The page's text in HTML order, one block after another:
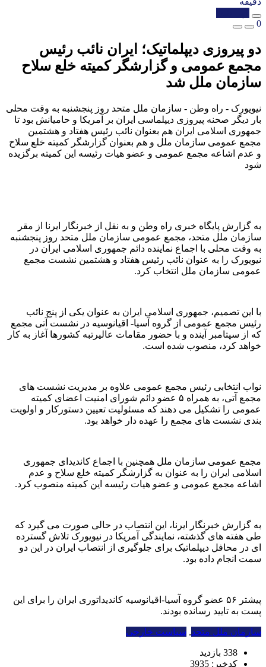
0
دو پیروزی دیپلماتیک؛ ایران نائب رئیس
مجمع عمومی و گزارشگر کمیته خلع سلاح
سازمان ملل شد
نیویورک - راه وطن - سازمان ملل متحد روز پنجشنبه به وقت محلی
بار دیگر صحنه پیروزی دیپلماسی ایران بر آمریکا و حامیانش بود تا
جمهوری اسلامی ایران هم بعنوان نائب رئیس هفتاد و هشتمین
مجمع عمومی سازمان ملل و هم بعنوان گزارشگر کمیته خلع سلاح
و عدم اشاعه مجمع عمومی و عضو هیات رئیسه این کمیته برگزیده
شود
به گزارش پایگاه خبری راه وطن و به نقل از خبرنگار ایرنا از مقر
سازمان ملل متحد، مجمع عمومی سازمان ملل متحد روز پنجشنبه
به وقت محلی با اجماع نماینده دائم جمهوری اسلامی ایران در
نیویورک را به عنوان نائب رئیس هفتاد و هشتمین نشست مجمع
عمومی سازمان ملل انتخاب کرد.
با این تصمیم، جمهوری اسلامی ایران به عنوان یکی از پنج نائب
رئیس مجمع عمومی از گروه آسیا- اقیانوسیه در نشست آتی مجمع
که از سپتامبر آینده و با حضور مقامات عالیرتبه کشورها آغاز به کار
خواهد کرد، منصوب شده است.
نواب انتخابی رئیس مجمع عمومی علاوه بر مدیریت نشست های
مجمع آتی، به همراه ۵ عضو دائم شورای امنیت اعضای کمیته
عمومی را تشکیل می دهند که مسئولیت تعیین دستورکار و اولویت
بندی نشست های مجمع را عهده دار خواهد بود.
مجمع عمومی سازمان ملل همچنین با اجماع کاندیدای جمهوری
اسلامی ایران را به عنوان به گزارشگر کمیته خلع سلاح و عدم
اشاعه مجمع عمومی و عضو هیات رئیسه این کمیته منصوب کرد.
به گزارش خبرنگار ایرنا، این انتصاب در حالی صورت می گیرد که
طی هفته های گذشته، نمایندگی آمریکا در نیویورک تلاش گسترده
ای در محافل دیپلماتیک برای جلوگیری از انتصاب ایران در این دو
سمت انجام داده بود.
پیشتر ۵۶ عضو گروه آسیا-اقیانوسیه کاندیداتوری ایران را برای این
پست به تایید رسانده بودند.
سازمان ملل متحد, سیاست خارجی
338 بازدید
کدخبر: 3935